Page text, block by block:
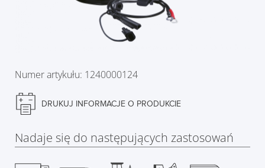
Numer artykułu: 1240000124
DRUKUJ INFORMACJE O PRODUKCIE
Nadaje się do następujących zastosowań